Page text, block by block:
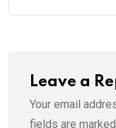
Leave a
Your email
fields are marked